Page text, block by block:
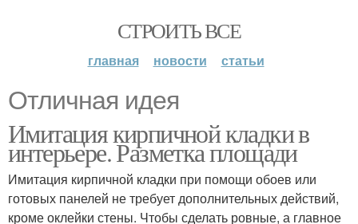
СТРОИТЬ ВСЕ
главная новости статьи
Отличная идея
Имитация кирпичной кладки в
интерьере. Разметка площади
Имитация кирпичной кладки при помощи обоев или
готовых панелей не требует дополнительных действий,
кроме оклейки стены. Чтобы сделать ровные, а главное